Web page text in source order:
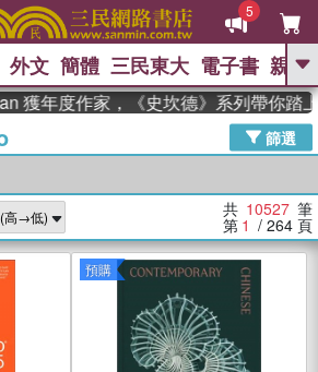
5
GO
高希均教授回憶錄
、 The Odyssey 、 父親節 、 如果歷
獎 臺灣漫遊錄 、 方念華 、 台灣的李
登輝時代
數學女孩：黎曼猜想 、
偉大的迷走神經
外文 簡體 三民東大 電子書 親子
作家，《史坎德》系列帶你踏上熱血
篩選
共 10527 筆
第 1 / 264 頁
預購